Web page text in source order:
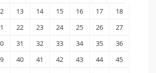
13 14 15 16 17
18
22 23 24 25 26
27
31 32 33 34 35
36
40 41 42 43 44
45